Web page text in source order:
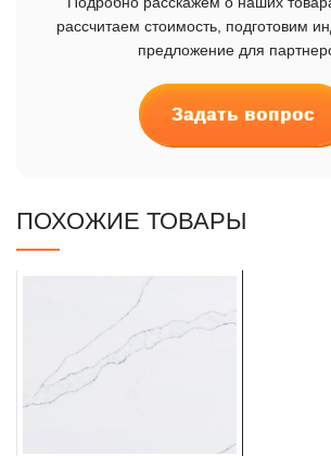
рассчитаем стоимость, подготовим
предложение для
Задать вопрос
ПОХОЖИЕ ТОВАРЫ